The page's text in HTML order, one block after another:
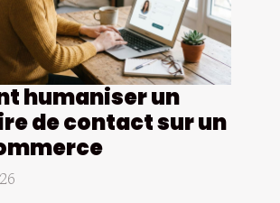
humaniser un
de contact sur un